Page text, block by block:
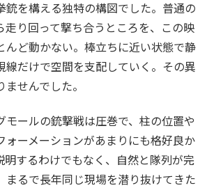
銃を構える独特の構図でした。普通の
走り回って撃ち合うところを、この映
んど動かない。棒立ちに近い状態で静
線だけで空間を支配していく。その異
せんでした。
ールの銃撃戦は圧巻で、柱の位置や
ォーメーションがあまりにも格好良か
明するわけでもなく、自然と隊列が完
まるで長年同じ現場を潜り抜けてきた